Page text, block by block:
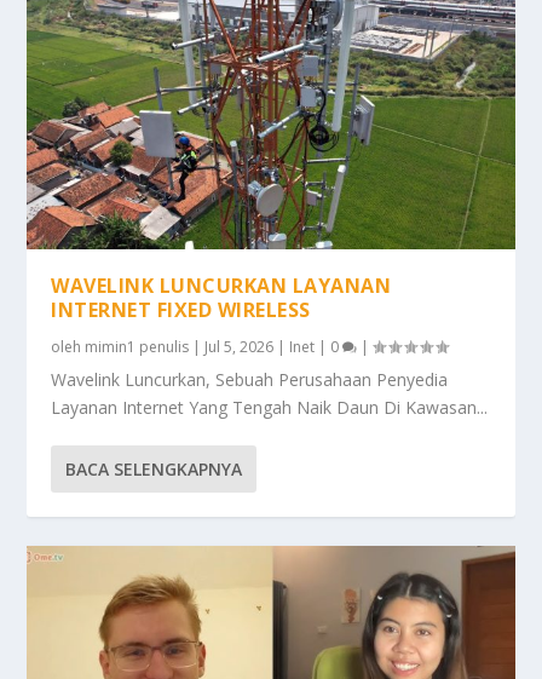
WAVELINK LUNCURKAN LAYANAN
INTERNET FIXED WIRELESS
oleh mimin1 penulis | Jul 5, 2026 | Inet | 0 |
Wavelink Luncurkan, Sebuah Perusahaan Penyedia
Layanan Internet Yang Tengah Naik Daun Di Kawasan...
BACA SELENGKAPNYA